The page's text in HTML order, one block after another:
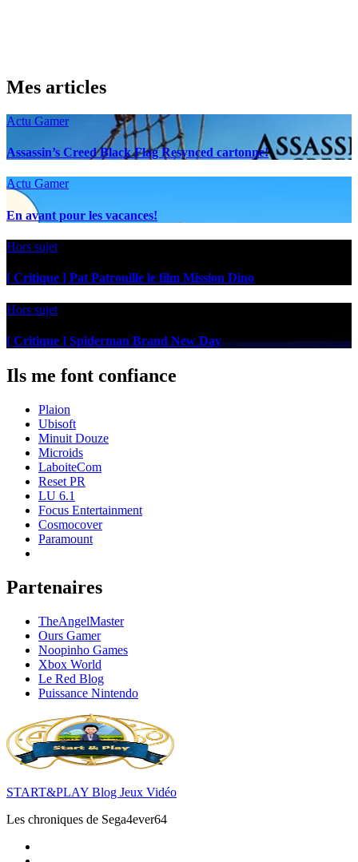
Mes articles
Actu Gamer
Assassin’s Creed Black Flag Resynced cartonne!
Actu Gamer
En avant pour les vacances!
Hors sujet
[ Critique ] Pat Patrouille le film Mission Dino
Hors sujet
[ Critique ] Spiderman Brand New Day
Ils me font confiance
Plaion
Ubisoft
Minuit Douze
Microids
LaboiteCom
Reset PR
LU 6.1
Focus Entertainment
Cosmocover
Paramount
Partenaires
TheAngelMaster
Ours Gamer
Noopinho Games
Xbox World
Le Red Blog
Puissance Nintendo
START&PLAY Blog Jeux Vidéo
Les chroniques de Sega4ever64